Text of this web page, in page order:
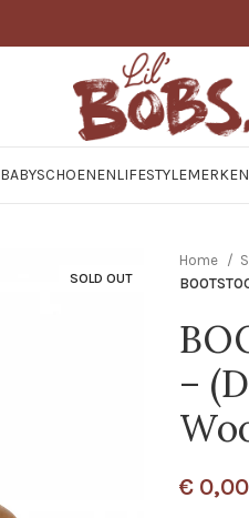
BABYSCHOENENLIFESTYLEMERKEN
SOLD OUT
Home
–
€ 0,00